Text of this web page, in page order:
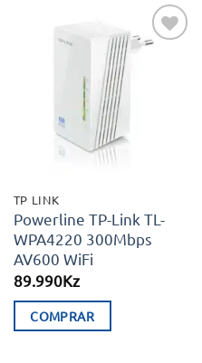
Adicionar
TP LINK
Powerline TP-Link TL-
WPA4220 300Mbps
AV600 WiFi
89.990Kz
COMPRAR